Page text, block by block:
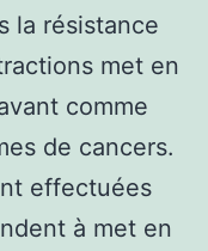
la résistance
met en
comme
de cancers.
effectuées
à met en